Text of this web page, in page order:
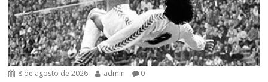
8 de agosto de 2026 admin 0